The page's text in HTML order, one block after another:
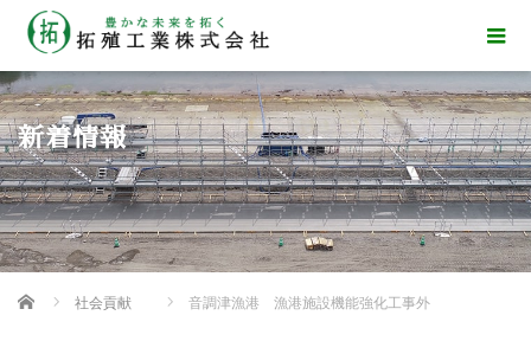
新着情報
Home 社会貢献 音調津漁港 漁港施設機能強化工事外